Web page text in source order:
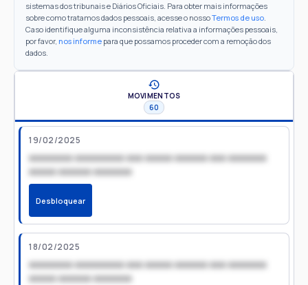
sistemas dos tribunais e Diários Oficiais. Para obter mais informações
sobre como tratamos dados pessoais, acesse o nossoTermos de uso.
Caso identifique alguma inconsistência relativa a informações pessoais,
por favor, nos informe para que possamos proceder com a remoção dos
dados.
MOVIMENTOS
60
19/02/2025
xxxxxxxx xxxxxxxxx xxx xxxxx xxxxxx xxx xxxxxxx
xxxxx xxxxxx xxxxxxx
Desbloquear
18/02/2025
xxxxxxxx xxxxxxxxx xxx xxxxx xxxxxx xxx xxxxxxx
xxxxx xxxxxx xxxxxxx